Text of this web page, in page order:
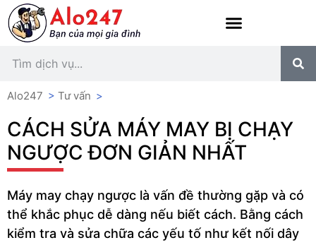
Alo247 > Tư vấn >
CÁCH SỬA MÁY MAY BỊ CHẠY
NGƯỢC ĐƠN GIẢN NHẤT
Máy may chạy ngược là vấn đề thường gặp và có
thể khắc phục dễ dàng nếu biết cách. Bằng cách
kiểm tra và sửa chữa các yếu tố như kết nối dây